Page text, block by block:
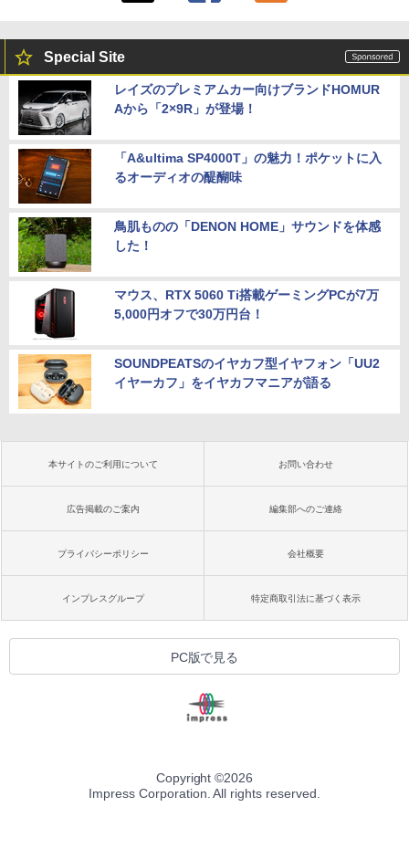
Special Site
レイズのプレミアムカー向けブランドHOMUR
Aから「2×9R」が登場！
「A&ultima SP4000T」の魅力！ポケットに入
るオーディオの醍醐味
鳥肌ものの「DENON HOME」サウンドを体感
した！
マウス、RTX 5060 Ti搭載ゲーミングPCが7万
5,000円オフで30万円台！
SOUNDPEATSのイヤカフ型イヤフォン「UU2
イヤーカフ」をイヤカフマニアが語る
本サイトのご利用について お問い合わせ
広告掲載のご案内 編集部へのご連絡
プライバシーポリシー 会社概要
インプレスグループ 特定商取引法に基づく表示
PC版で見る
Copyright ©2026
Impress Corporation. All rights reserved.